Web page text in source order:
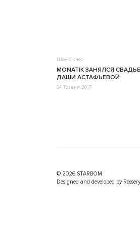
Шоу-бізнес
MONATIK ЗАНЯЛСЯ
ДАШИ АСТАФЬЕВОЙ
04 Травня 2017
© 2026 STARBOM
Designed and developed by Rossery